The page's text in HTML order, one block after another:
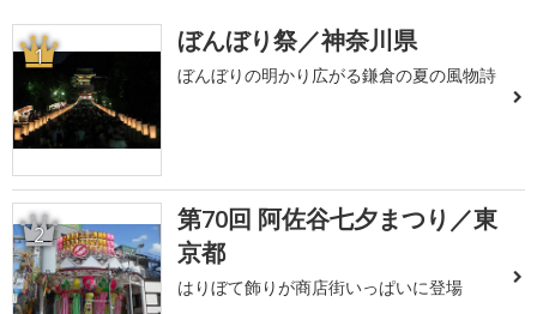
1 ぼんぼり祭／神奈川県
ぼんぼりの明かり広がる鎌倉の夏の風物詩
2
第70回 阿佐谷七夕まつり／東
京都
はりぼて飾りが商店街いっぱいに登場